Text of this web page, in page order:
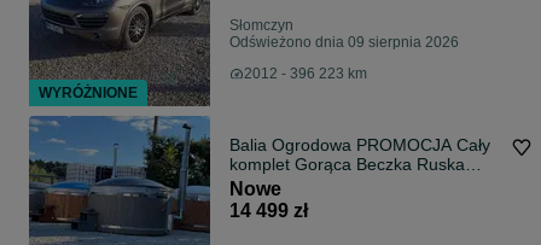
Słomczyn
Odświeżono dnia 09 sierpnia 2026
2012 - 396 223 km
Balia Ogrodowa PROMOCJA Cały
komplet Gorąca Beczka Ruska
Bania Jacuzzi
Nowe
14 499 zł
WYRÓŻNIONE